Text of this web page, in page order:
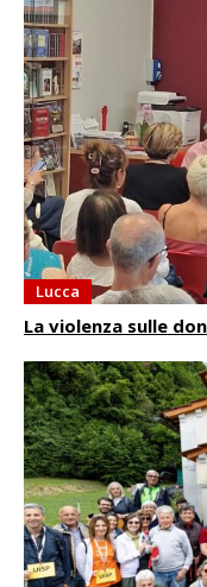
Lucca
La violenza sulle